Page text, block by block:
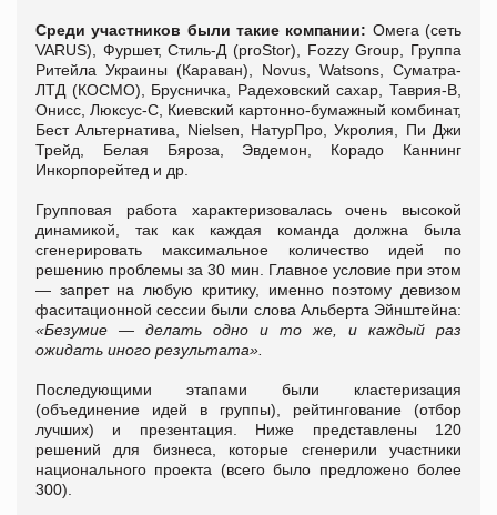
Среди участников были такие компании: Омега (сеть
VARUS), Фуршет, Стиль-Д (proStor), Fozzy Group, Группа
Ритейла Украины (Караван), Novus, Watsons, Суматра-
ЛТД (КОСМО), Брусничка, Радеховский сахар, Таврия-В,
Онисс, Люксус-С, Киевский картонно-бумажный комбинат,
Бест Альтернатива, Nielsen, НатурПро, Укролия, Пи Джи
Трейд, Белая Бяроза, Эвдемон, Корадо Каннинг
Инкорпорейтед и др.
Групповая работа характеризовалась очень высокой
динамикой, так как каждая команда должна была
сгенерировать максимальное количество идей по
решению проблемы за 30 мин. Главное условие при этом
— запрет на любую критику, именно поэтому девизом
фаситационной сессии были слова Альберта Эйнштейна:
«Безумие — делать одно и то же, и каждый раз
ожидать иного результата».
Последующими этапами были кластеризация
(объединение идей в группы), рейтингование (отбор
лучших) и презентация. Ниже представлены 120
решений для бизнеса, которые сгенерили участники
национального проекта (всего было предложено более
300).